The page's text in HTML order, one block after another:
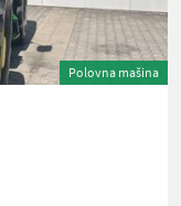
Polovna mašina